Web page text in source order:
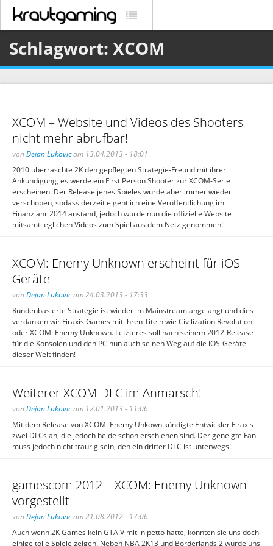
Schlagwort: XCOM
XCOM – Website und Videos des Shooters
nicht mehr abrufbar!
von Dejan Lukovicam 13.04.2013 - 18:01
2010 überraschte 2K den gepflegten Strategie-Freund mit ihrer
Ankündigung, es werde ein First Person Shooter zur XCOM-Serie
erscheinen. Der Release jenes Spieles wurde aber immer wieder
verschoben, sodass derzeit eigentlich eine Veröffentlichung im
Finanzjahr 2014 anstand, jedoch wurde nun die offizielle Website
mitsamt jeglichen Videos zum Spiel aus dem Netz genommen!
XCOM: Enemy Unknown erscheint für iOS-
Geräte
von Dejan Lukovicam 24.03.2013 - 17:33
Rundenbasierte Strategie ist wieder im Mainstream angelangt und dies
verdanken wir Firaxis Games mit ihren Titeln wie Civilization Revolution
oder XCOM: Enemy Unknown. Letzteres soll nach seinem 2012-Release
für die Konsolen und den PC nun auch seinen Weg auf die iOS-Geräte
dieser Welt finden!
Weiterer XCOM-DLC im Anmarsch!
von Dejan Lukovicam 12.01.2013 - 11:06
Mit dem Release von XCOM: Enemy Unkown kündigte Entwickler Firaxis
zwei DLCs an, die jedoch beide schon erschienen sind. Der geneigte Fan
muss jedoch nicht traurig sein, den ein dritter DLC ist unterwegs!
gamescom 2012 – XCOM: Enemy Unknown
vorgestellt
von Dejan Lukovicam 21.08.2012 - 17:06
Auch wenn 2K Games kein GTA V mit in petto hatte, konnten sie uns doch
einige tolle Spiele zeigen. Neben NBA 2K13 und Borderlands 2 wurde uns